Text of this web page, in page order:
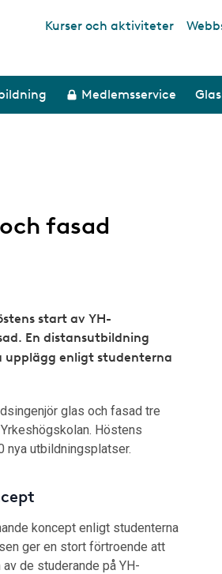
Top links
Kurser och aktiviteter
Medlemsservice
fasad
start av YH-
En distansutbildning
upplägg enligt studenterna
glas och fasad tre
Höstens
nya utbildningsplatser.
koncept enligt studenterna
ger en stort förtroende att
de studerande på YH-